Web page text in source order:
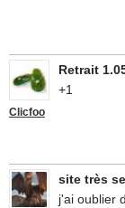
Clicfoo
Retrait
+1
site très
j'ai oublier